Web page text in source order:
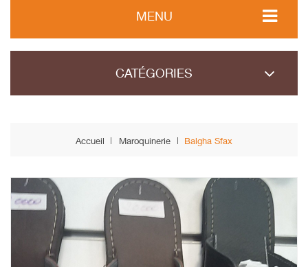
MENU
CATÉGORIES
Accueil Maroquinerie Balgha Sfax